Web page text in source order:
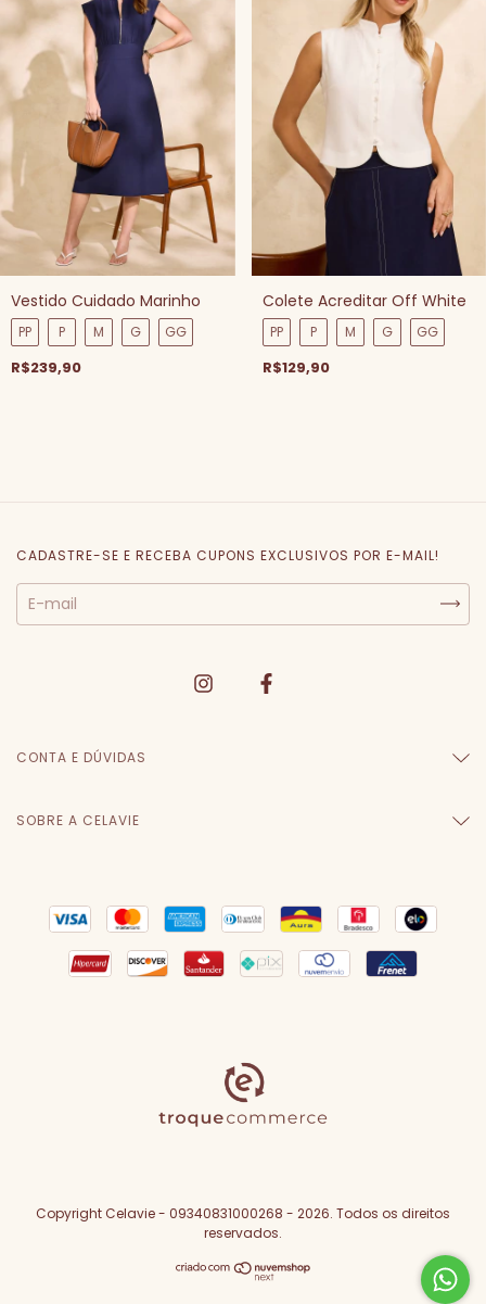
Vestido Cuidado Marinho
PP P M G GG
R$239,90
Colete Acreditar Off White
PP P M G GG
R$129,90
CADASTRE-SE E RECEBA CUPONS EXCLUSIVOS POR E-MAIL!
CONTA E DÚVIDAS
SOBRE A CELAVIE
Copyright Celavie - 09340831000268 - 2026. Todos os direitos
reservados.